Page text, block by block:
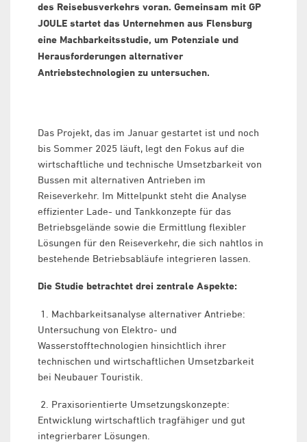
des Reisebusverkehrs voran. Gemeinsam mit GP
JOULE startet das Unternehmen aus Flensburg
eine Machbarkeitsstudie, um Potenziale und
Herausforderungen alternativer
Antriebstechnologien zu untersuchen.
Das Projekt, das im Januar gestartet ist und noch
bis Sommer 2025 läuft, legt den Fokus auf die
wirtschaftliche und technische Umsetzbarkeit von
Bussen mit alternativen Antrieben im
Reiseverkehr. Im Mittelpunkt steht die Analyse
effizienter Lade- und Tankkonzepte für das
Betriebsgelände sowie die Ermittlung flexibler
Lösungen für den Reiseverkehr, die sich nahtlos in
bestehende Betriebsabläufe integrieren lassen.
Die Studie betrachtet drei zentrale Aspekte:
1. Machbarkeitsanalyse alternativer Antriebe:
Untersuchung von Elektro- und
Wasserstofftechnologien hinsichtlich ihrer
technischen und wirtschaftlichen Umsetzbarkeit
bei Neubauer Touristik.
2. Praxisorientierte Umsetzungskonzepte:
Entwicklung wirtschaftlich tragfähiger und gut
integrierbarer Lösungen.